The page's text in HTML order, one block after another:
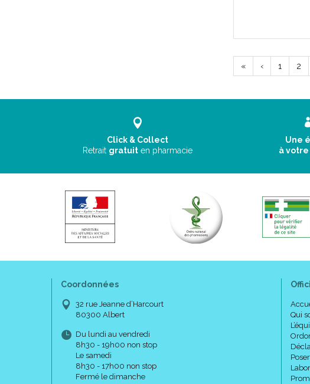
« ‹ 1 2
Click & Collect
Retrait gratuit en pharmacie
Une
à
Coordonnées
32 rue Jeanne d’Harcourt
80300 Albert
Du lundi au vendredi
8h30 - 19h00 non stop
Le samedi
8h30 - 17h00 non stop
Fermé le dimanche
Qui